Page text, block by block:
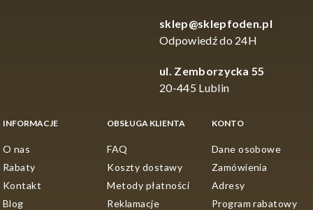
sklep@sklepfoden.pl
Odpowiedź do 24H
ul. Zemborzycka 55
20-445 Lublin
INFORMACJE
O nas
Rabaty
Kontakt
Blog
OBSŁUGA KLIENTA
FAQ
Koszty dostawy
Metody płatności
Reklamacje
KONTO
Dane osobowe
Zamówienia
Adresy
Program rabatowy